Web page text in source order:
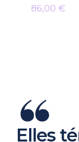
86,00 €
Elles